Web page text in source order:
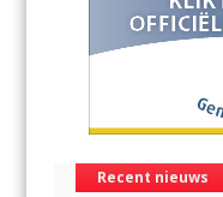
Recent nieuws